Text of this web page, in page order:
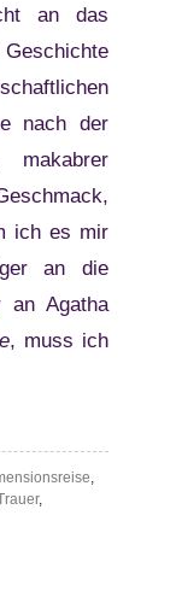
an das
nach der
ich es mir
an die
an Agatha
, muss ich
,